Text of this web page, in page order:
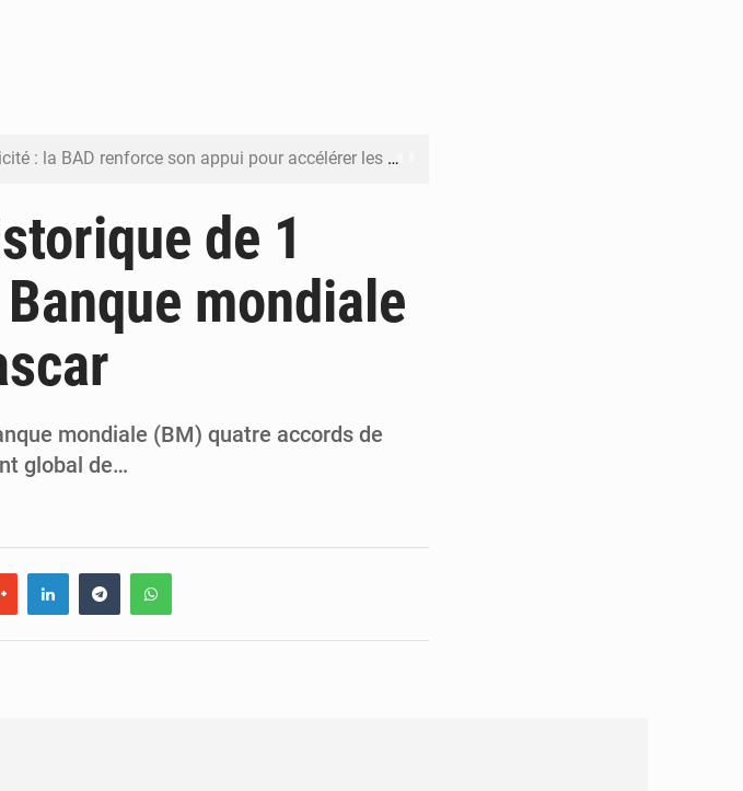
: la BAD renforce son appui pour accélérer les investissements
sportif Vally Amisi : le principal suspect arrêté à Brazzaville
: la CAF ferme la porte à l’AC Léopards et à l’AS Otohô
393 nouveaux diplômés et mise sur l’excellence académique
de 1
mondiale
mondiale (BM) quatre accords de
global de…